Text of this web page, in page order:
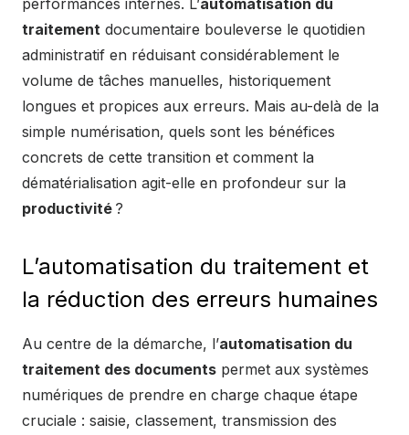
traitement documentaire bouleverse le quotidien
administratif en réduisant considérablement le
volume de tâches manuelles, historiquement
longues et propices aux erreurs. Mais au-delà de la
simple numérisation, quels sont les bénéfices
concrets de cette transition et comment la
dématérialisation agit-elle en profondeur sur la
productivité ?
L’automatisation du traitement et
la réduction des erreurs humaines
Au centre de la démarche, l’automatisation du
traitement des documents permet aux systèmes
numériques de prendre en charge chaque étape
cruciale : saisie, classement, transmission des